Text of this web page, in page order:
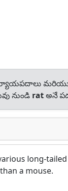
నుండి ratఅనే
long-
a mouse.